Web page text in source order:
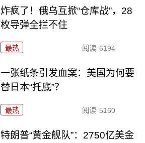
炸疯了！俄乌互掀“仓库战”，28
枚导弹全拦不住
最热 阅读 6194
一张纸条引发血案：美国为何要
替日本“托底”？
最热 阅读 5160
特朗普“黄金舰队”：2750亿美金